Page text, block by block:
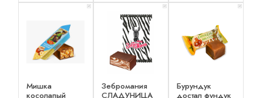
x 1
Мишка
косолапый
x 1
Зебромания
СЛАДУНИЦА
x 1
Бурундук
достал фундук